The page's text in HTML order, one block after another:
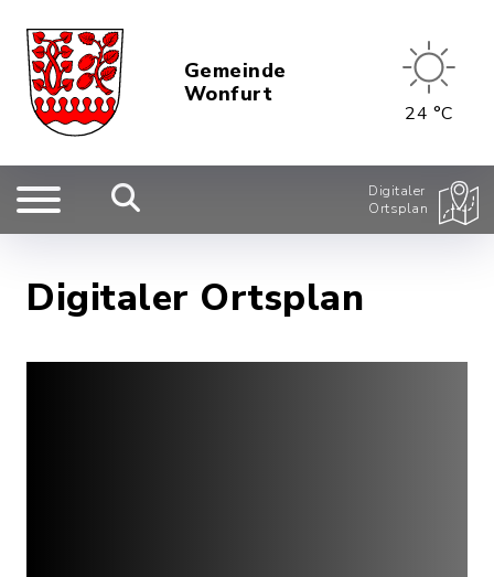
Gemeinde
Wonfurt
24 °C
Digitaler
Ortsplan
Digitaler Ortsplan